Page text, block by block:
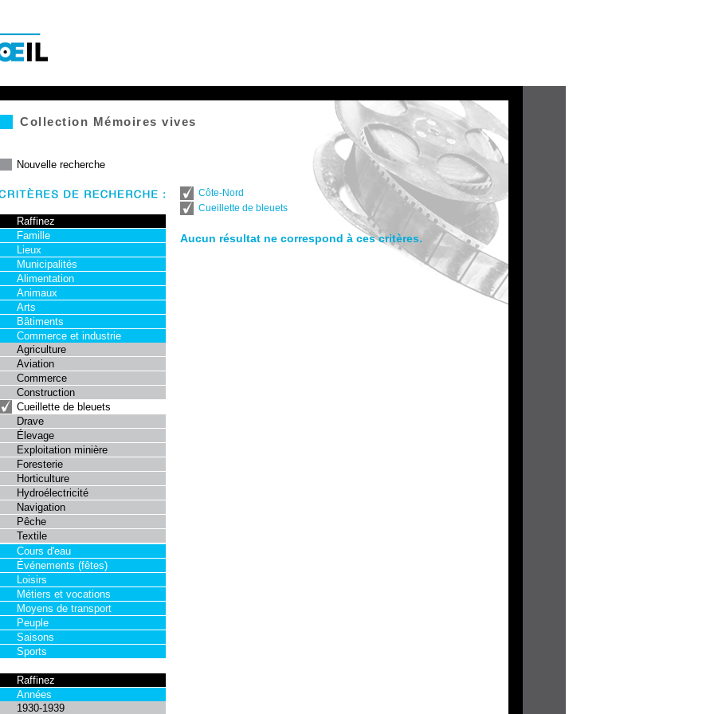
Collection Mémoires vives
Nouvelle recherche
Raffinez
Famille
Lieux
Municipalités
Alimentation
Animaux
Arts
Bâtiments
Commerce et industrie
Agriculture
Aviation
Commerce
Construction
Cueillette de bleuets
Drave
Élevage
Exploitation minière
Foresterie
Horticulture
Hydroélectricité
Navigation
Pêche
Textile
Cours d'eau
Événements (fêtes)
Loisirs
Métiers et vocations
Moyens de transport
Peuple
Saisons
Sports
Raffinez
Années
1930-1939
Côte-Nord
Cueillette de bleuets
Aucun résultat ne correspond à ces critères.